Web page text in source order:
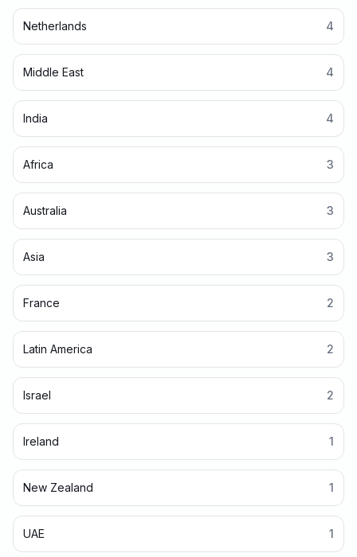
Netherlands 4
Middle East 4
India 4
Africa 3
Australia 3
Asia 3
France 2
Latin America 2
Israel 2
Ireland 1
New Zealand 1
UAE 1